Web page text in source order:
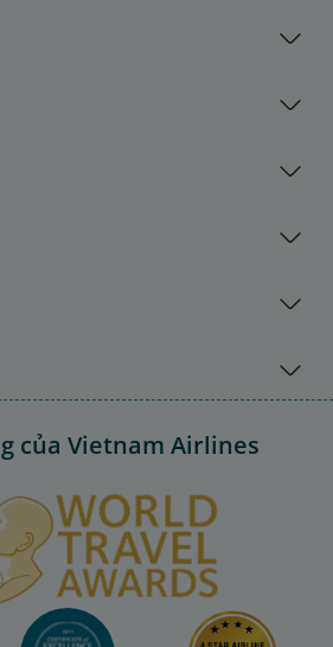
của Vietnam Airlines